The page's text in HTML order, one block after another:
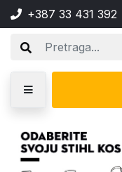
+387 33 431 392